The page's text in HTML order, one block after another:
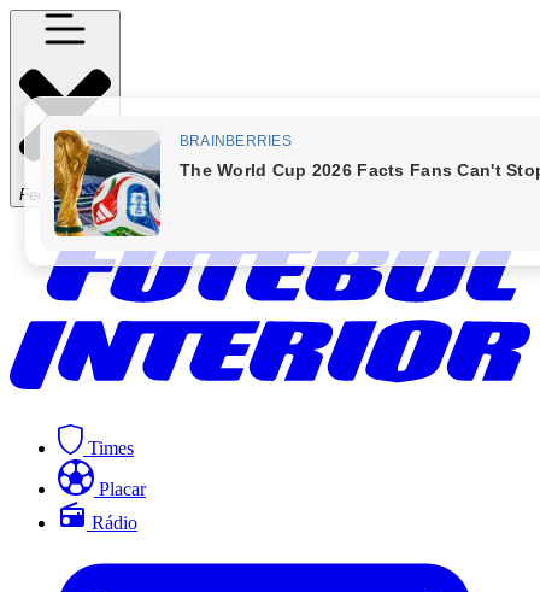
Fechar Menu
Times
Placar
Rádio